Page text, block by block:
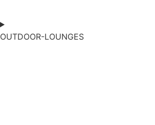
OUTDOOR-LOUNGES